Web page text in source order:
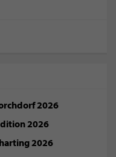
2026
2026
2026